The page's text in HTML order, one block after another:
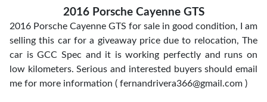
2016 Porsche Cayenne GTS
2016 Porsche Cayenne GTS for sale in good condition, I am
selling this car for a giveaway price due to relocation, The
car is GCC Spec and it is working perfectly and runs on
low kilometers. Serious and interested buyers should email
me for more information ( fernandrivera366@gmail.com )